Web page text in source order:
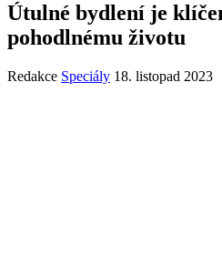
Útulné bydlení je
pohodlnému životu
Redakce Speciály 18. listopad 2023